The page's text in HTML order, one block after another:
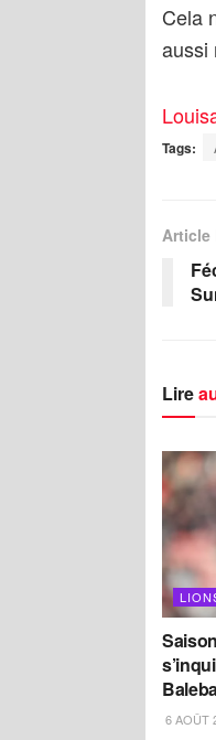
Cela
aussi
Tags:
Article
Lire
6 AOÛT